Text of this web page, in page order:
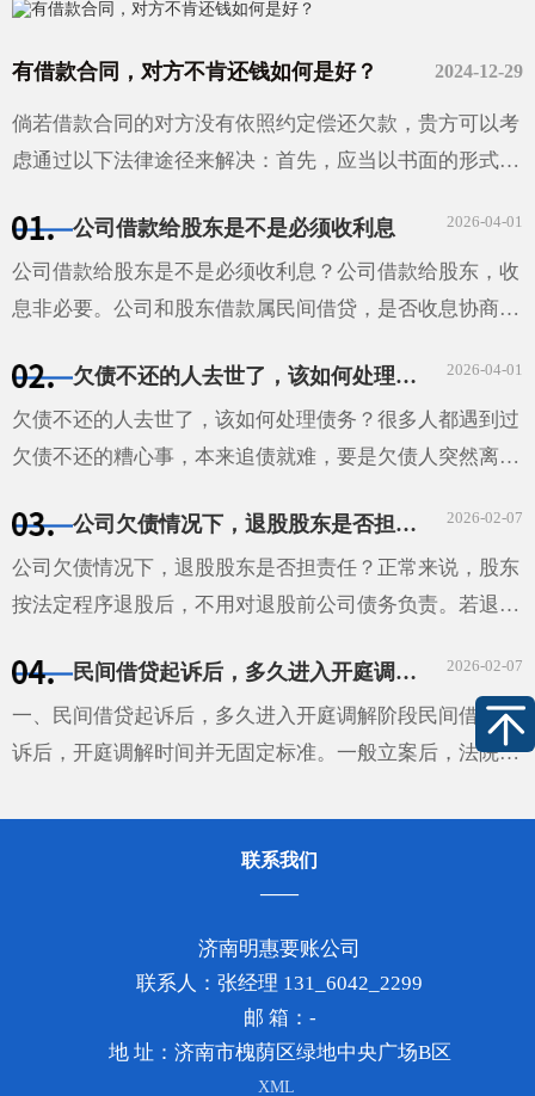
2024-12-29
有借款合同，对方不肯还钱如何是好？
倘若借款合同的对方没有依照约定偿还欠款，贵方可以考
虑通过以下法律途径来解决：首先，应当以书面的形式给
果经过催告···
2026-04-01
公司借款给股东是不是必须收利息
公司借款给股东是不是必须收利息？公司借款给股东，收
息非必要。公司和股东借款属民间借贷，是否收息协商确
视为无利息；约定不明且无法补充协议，自然人股东借款
···
2026-04-01
欠债不还的人去世了，该如何处理债务？
欠债不还的人去世了，该如何处理债务？很多人都遇到过
欠债不还的糟心事，本来追债就难，要是欠债人突然离
问题。债主心里那叫一个着急，不知道该怎么办才好。其
实···
2026-02-07
公司欠债情况下，退股股东是否担责任
公司欠债情况下，退股股东是否担责任？正常来说，股东
按法定程序退股后，不用对退股前公司债务负责。若退股
范围内，对公司不能清偿的债务担责。股东未足额出资，
···
2026-02-07
民间借贷起诉后，多久进入开庭调解阶段
一、民间借贷起诉后，多久进入开庭调解阶段民间借贷起
诉后，开庭调解时间并无固定标准。一般立案后，法院会
1-2个月左右可能安排调解，但这不是绝对的。如果该案
联系我们
济南明惠要账公司
联系人：张经理 131_6042_2299
邮 箱：-
地 址：济南市槐荫区绿地中央广场B区
XML